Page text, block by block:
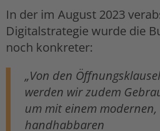
In der im August 2023
Digitalstrategie wurde die
noch konkreter:
„Von den
werden wir zudem
um mit einem modernen,
handhabbaren